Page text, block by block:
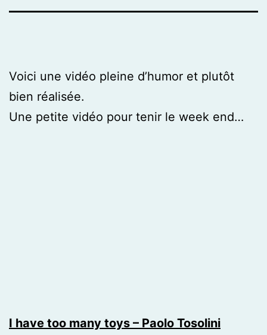
Voici une vidéo pleine d’humor et plutôt
bien réalisée.
Une petite vidéo pour tenir le week end…
I have too many toys – Paolo Tosolini